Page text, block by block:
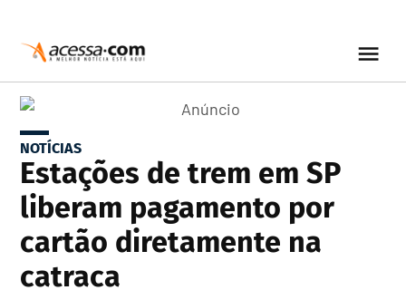
NOTÍCIAS
Estações de trem em SP
liberam pagamento por
cartão diretamente na
catraca